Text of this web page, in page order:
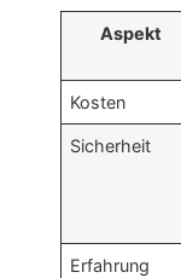
Aspekt
Kosten
Sicherheit
Erfahrung